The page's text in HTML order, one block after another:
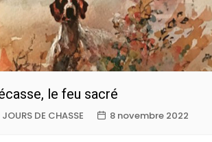
le feu sacré
JOURS DE CHASSE 8 novembre 2022